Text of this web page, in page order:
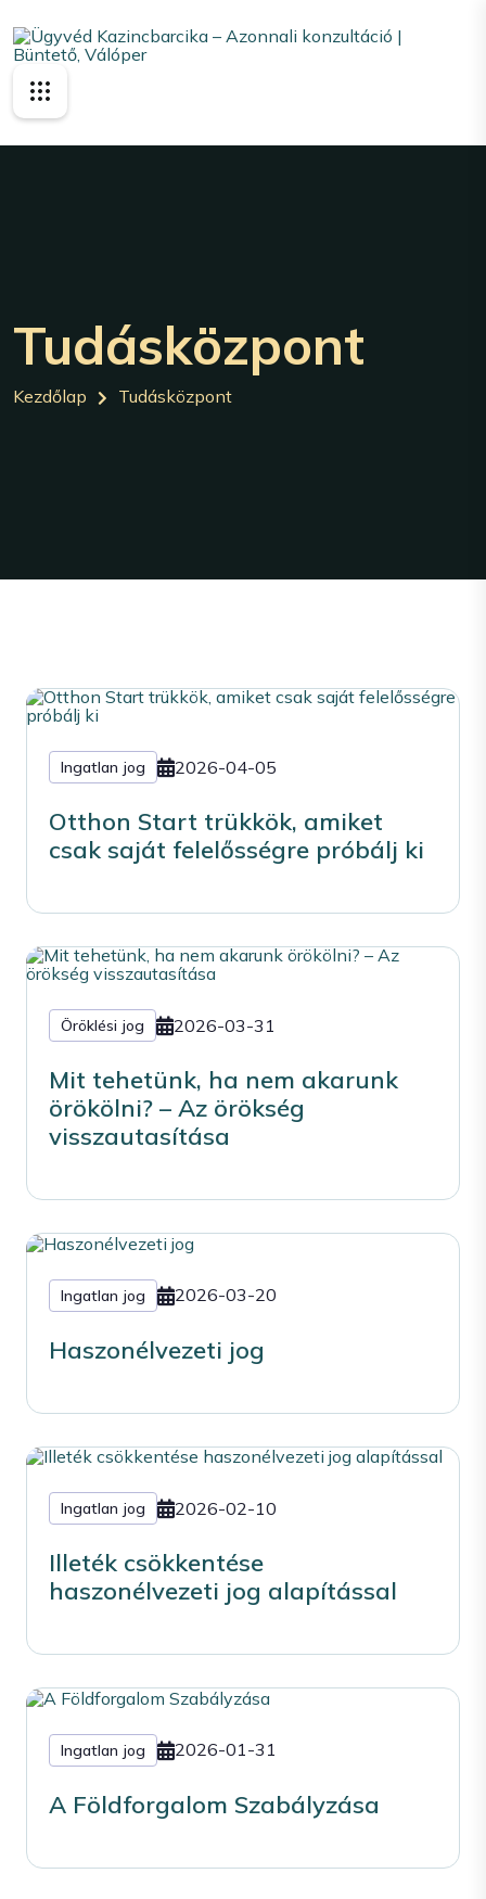
Tudásközpont
Kezdőlap Tudásközpont
Ingatlan jog 2026-04-05
Otthon Start trükkök, amiket
csak saját felelősségre próbálj ki
Öröklési jog 2026-03-31
Mit tehetünk, ha nem akarunk
örökölni? – Az örökség
visszautasítása
Ingatlan jog 2026-03-20
Haszonélvezeti jog
Ingatlan jog 2026-02-10
Illeték csökkentése
haszonélvezeti jog alapítással
Ingatlan jog 2026-01-31
A Földforgalom Szabályzása